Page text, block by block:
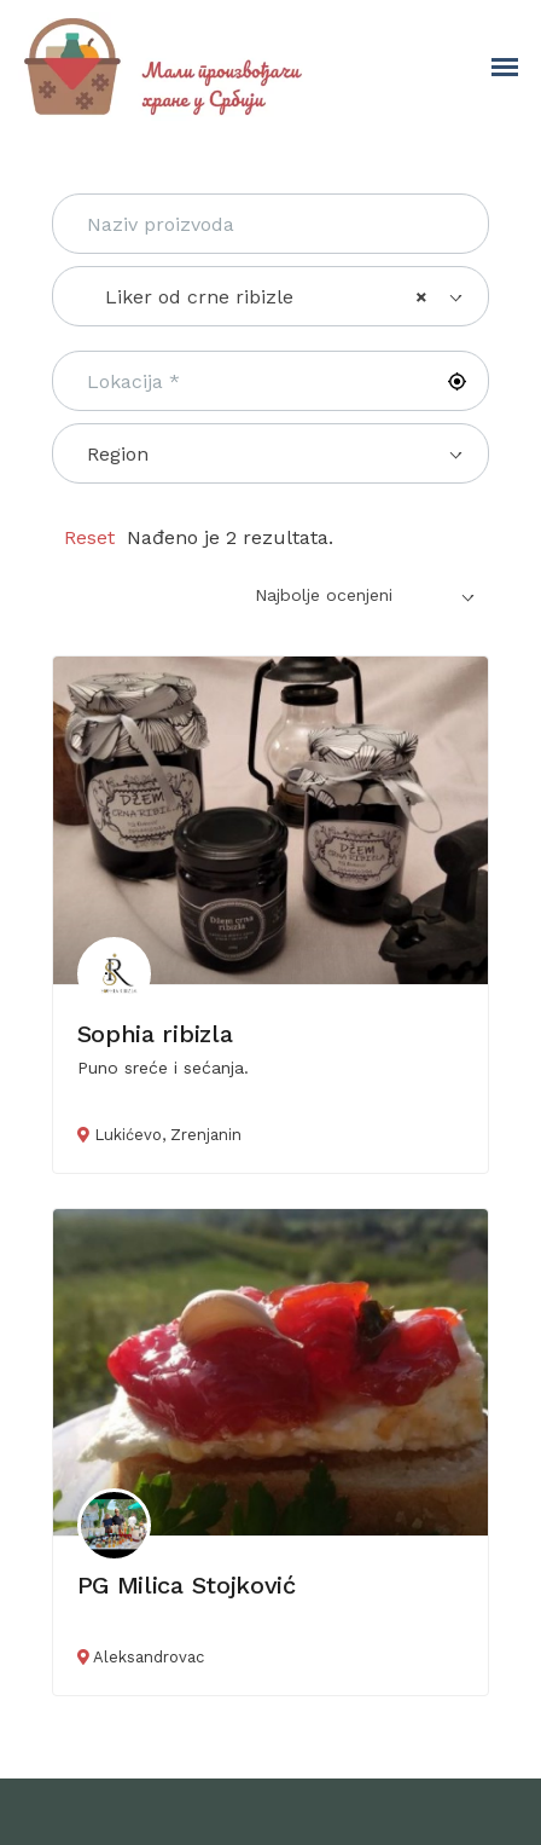
×
Liker od crne ribizle
Region
Reset Nađeno je 2 rezultata.
Najbolje ocenjeni
Sophia ribizla
Puno sreće i sećanja.
Lukićevo, Zrenjanin
PG Milica Stojković
Aleksandrovac